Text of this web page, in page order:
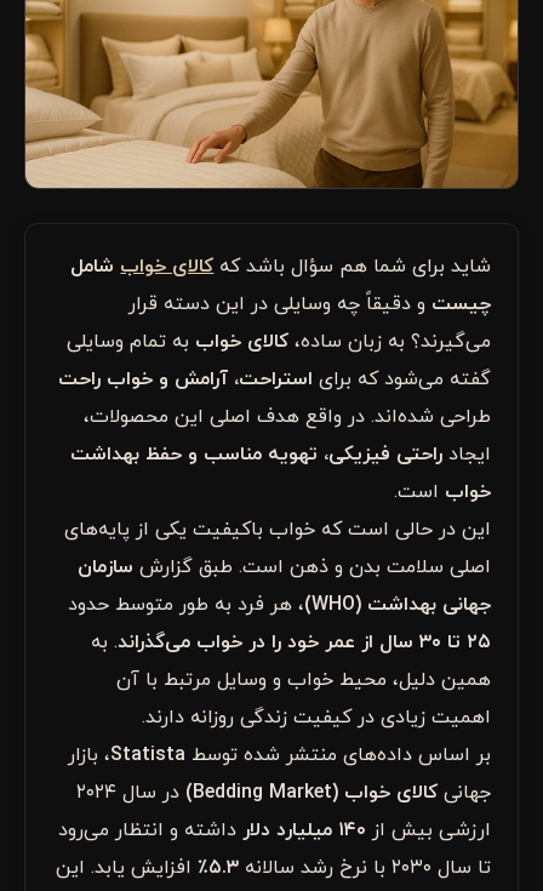
شاید برای شما هم سؤال باشد کهکالای خواب شامل
چیست و دقیقاً چه وسایلی در این دسته قرار
می‌گیرند؟ به زبان ساده، کالای خواب به تمام وسایلی
گفته می‌شود که برای استراحت، آرامش و خواب راحت
طراحی شده‌اند. در واقع هدف اصلی این محصولات،
ایجاد راحتی فیزیکی، تهویه مناسب و حفظ بهداشت
خواب است.
این در حالی است که خواب باکیفیت یکی از پایه‌های
اصلی سلامت بدن و ذهن است. طبق گزارش سازمان
جهانی بهداشت (WHO)
، هر فرد به طور متوسط حدود
۲۵ تا ۳۰ سال از عمر خود را در خواب می‌گذراند
. به
همین دلیل، محیط خواب و وسایل مرتبط با آن
اهمیت زیادی در کیفیت زندگی روزانه دارند.
بر اساس داده‌های منتشر شده توسط Statista، بازار
جهانی کالای خواب (Bedding Market)
در سال ۲۰۲۴
ارزشی بیش از ۱۴۰ میلیارد دلار
داشته و انتظار می‌رود
تا سال ۲۰۳۰ با نرخ رشد سالانه
۵.۳٪ افزایش یابد. این